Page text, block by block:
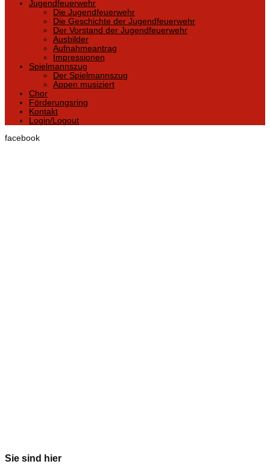
Jugendfeuerwehr
Die Jugendfeuerwehr
Die Geschichte der Jugendfeuerwehr
Der Vorstand der Jugendfeuerwehr
Ausbilder
Aufnahmeantrag
Impressionen
Spielmannszug
Der Spielmannszug
Appen musiziert
Chor
Förderungsring
Kontakt
Login/Logout
facebook
Sie sind hier